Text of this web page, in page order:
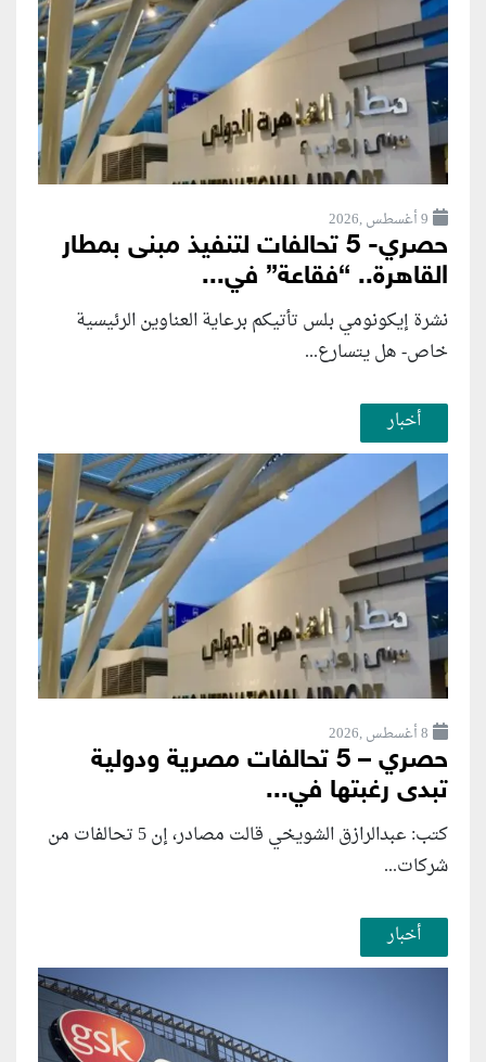
9 أغسطس ,2026
حصري- 5 تحالفات لتنفيذ مبنى بمطار
القاهرة.. “فقاعة” في...
نشرة إيكونومي بلس تأتيكم برعاية العناوين الرئيسية
خاص- هل يتسارع...
أخبار
8 أغسطس ,2026
حصري – 5 تحالفات مصرية ودولية
تبدى رغبتها في...
كتب: عبدالرازق الشويخي قالت مصادر، إن 5 تحالفات من
شركات...
أخبار